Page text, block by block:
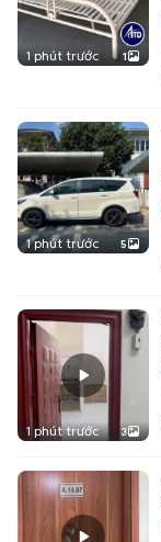
1 phút trước 1
1 phút trước 5
1 phút trước 3